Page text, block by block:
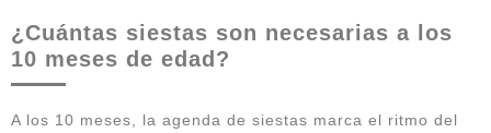
¿Cuántas siestas son necesarias a los
10 meses de edad?
A los 10 meses, la agenda de siestas marca el ritmo del